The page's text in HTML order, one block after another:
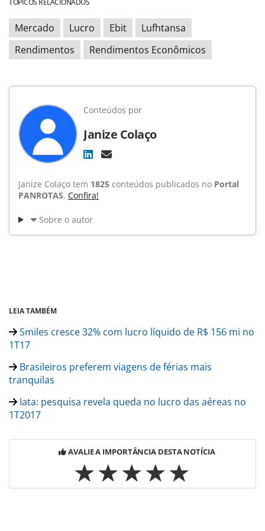
TÓPICOS RELACIONADOS
Mercado Lucro Ebit
Lufhtansa
Rendimentos
Rendimentos Econômicos
Conteúdos por
Janize Colaço
Janize Colaço tem 1825 conteúdos publicados no Portal
PANROTAS. Confira!
Sobre o autor
LEIA TAMBÉM
Smiles cresce 32% com lucro líquido de R$ 156 mi no
1T17
Brasileiros preferem viagens de férias mais
tranquilas
Iata: pesquisa revela queda no lucro das aéreas no
1T2017
AVALIE A IMPORTÂNCIA DESTA NOTÍCIA